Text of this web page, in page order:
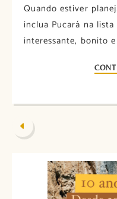
Quando estiver
inclua Pucará na
interessante, bonito